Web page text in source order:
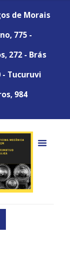
de Morais
775 -
272 - Brás
- Tucuruvi
984